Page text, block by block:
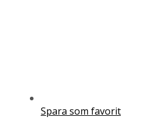
Spara som favorit